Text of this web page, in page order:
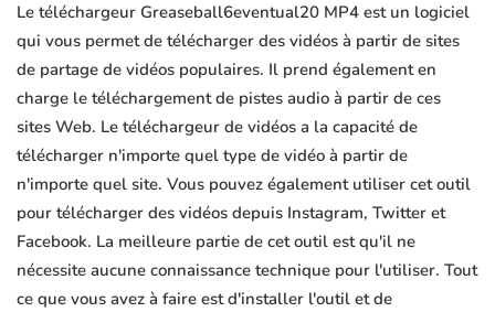
Le téléchargeur Greaseball6eventual20 MP4 est un logiciel
qui vous permet de télécharger des vidéos à partir de sites
de partage de vidéos populaires. Il prend également en
charge le téléchargement de pistes audio à partir de ces
sites Web. Le téléchargeur de vidéos a la capacité de
télécharger n'importe quel type de vidéo à partir de
n'importe quel site. Vous pouvez également utiliser cet outil
pour télécharger des vidéos depuis Instagram, Twitter et
Facebook. La meilleure partie de cet outil est qu'il ne
nécessite aucune connaissance technique pour l'utiliser. Tout
ce que vous avez à faire est d'installer l'outil et de